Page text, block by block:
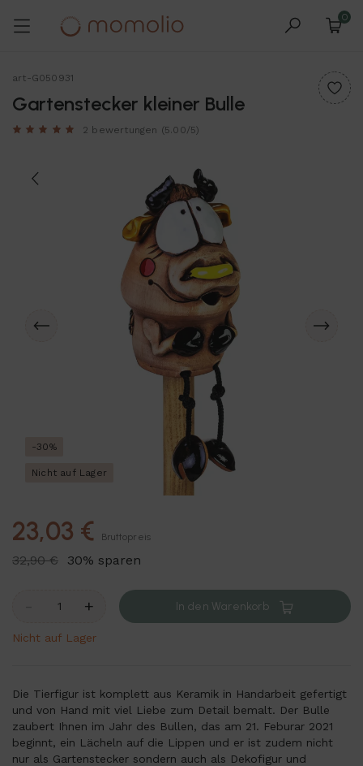
0
art-G050931
Gartenstecker kleiner Bulle
2 bewertungen (5.00/5)
-30%
Nicht auf Lager
23,03 € Bruttopreis
32,90 € 30% sparen
+ In den Warenkorb
Nicht auf Lager
Die Tierfigur ist komplett aus Keramik in Handarbeit gefertigt
und von Hand mit viel Liebe zum Detail bemalt. Der Bulle
zaubert Ihnen im Jahr des Bullen, das am 21. Feburar 2021
beginnt, ein Lächeln auf die Lippen und er ist zudem nicht
nur als Gartenstecker sondern auch als Dekofigur und